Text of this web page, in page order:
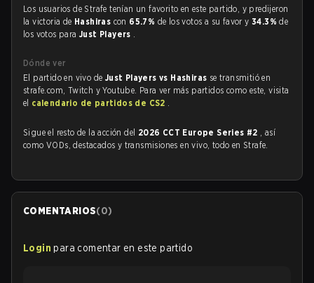
Los usuarios de Strafe tenían un favorito en este partido, y predijeron
la victoria de Hashiras con 65.7% de los votos a su favor y34.3%de
los votos paraJust Players .
Dónde ver
El partido en vivo de Just Players vs Hashiras se transmitió en
strafe.com, Twitch y Youtube. Para ver más partidos como este, visita
el calendario de partidos de CS2 .
Sigue el resto de la acción del 2026 CCT Europe Series #2 , así
como VODs, destacados y transmisiones en vivo, todo en Strafe.
COMENTARIOS(0)
Login para comentar en este partido